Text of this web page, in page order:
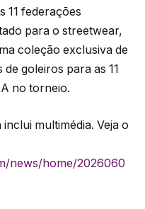
11 federações
para o streetwear,
coleção exclusiva de
goleiros para as 11
no torneio.
multimédia. Veja o
news/home/2026060